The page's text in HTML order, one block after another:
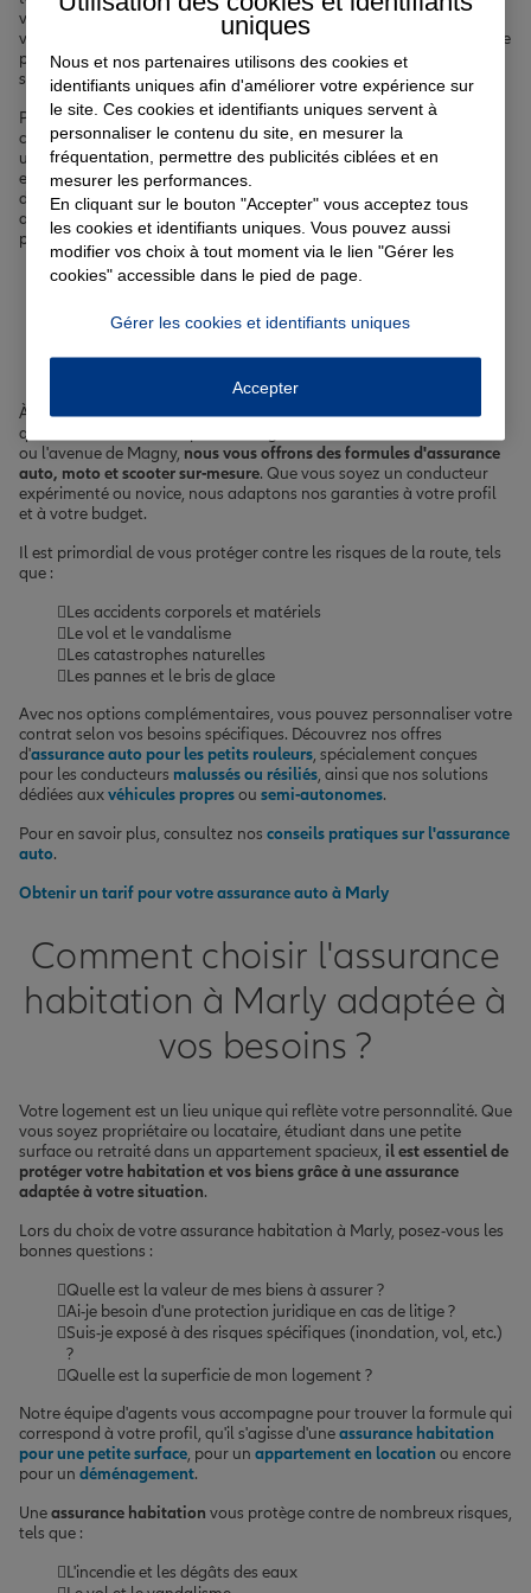
vos biens,
complémentaire santépour prendre soin de vous et de
vos proches, ou encore
assurance emprunteur
pour concrétiser votre
projet immobilier en toute quiétude... Chez Allianz, nous avons la
solution qu'il vous faut.
Parce que chaque situation est unique, nous prenons le temps de
comprendre vos attentes et d'analyser vos besoins. Que vous soyez
un jeune actif, une famille, un retraité ou un étudiant, notre objectif
est de vous offrir une couverture sur-mesure, adaptée à votre mode
de vie et à votre budget. Avec Allianz, vous bénéficiez d'un
accompagnement personnalisé et de garanties complètes pour
protéger ce qui compte le plus pour vous.
ou scooter à Marly
À Marly, nous savons que la mobilité est essentielle à votre
quotidien. Que vous empruntiez régulièrement la rue des Garennes
ou l'avenue de Magny, nous vous offrons des formules d'assurance
auto, moto et scooter sur-mesure. Que vous soyez un conducteur
expérimenté ou novice, nous adaptons nos garanties à votre profil
et à votre budget.
Il est primordial de vous protéger contre les risques de la route, tels
que :
Les accidents corporels et matériels
Le vol et le vandalisme
Les catastrophes naturelles
Les pannes et le bris de glace
Avec nos options complémentaires, vous pouvez personnaliser votre
contrat selon vos besoins spécifiques. Découvrez nos offres
d'assurance auto pour les petits rouleurs, spécialement conçues
pour les conducteurs malussés ou résiliés, ainsi que nos solutions
dédiées auxvéhicules propresou semi-autonomes.
Pour en savoir plus, consultez nos conseils pratiques sur l'assurance
auto.
Obtenir un tarif pour votre assurance auto à Marly
Comment choisir l'assurance
habitation à Marly adaptée à
vos besoins ?
Votre logement est un lieu unique qui reflète votre personnalité. Que
vous soyez propriétaire ou locataire, étudiant dans une petite
surface ou retraité dans un appartement spacieux, il est essentiel de
protéger votre habitation et vos biens grâce à une assurance
adaptée à votre situation.
Lors du choix de votre assurance habitation à Marly, posez-vous les
bonnes questions :
Quelle est la valeur de mes biens à assurer ?
Ai-je besoin d'une protection juridique en cas de litige ?
Suis-je exposé à des risques spécifiques (inondation, vol, etc.)
?
Quelle est la superficie de mon logement ?
Notre équipe d'agents vous accompagne pour trouver la formule qui
correspond à votre profil, qu'il s'agisse d'uneassurance habitation
pour une petite surface, pour un appartement en location ou encore
pour un déménagement.
Uneassurance habitation vous protège contre de nombreux risques,
tels que :
L'incendie et les dégâts des eaux
uniques
Nous et nos partenaires utilisons des cookies et
identifiants uniques afin d'améliorer votre expérience sur
le site. Ces cookies et identifiants uniques servent à
personnaliser le contenu du site, en mesurer la
fréquentation, permettre des publicités ciblées et en
mesurer les performances.
En cliquant sur le bouton "Accepter" vous acceptez tous
les cookies et identifiants uniques. Vous pouvez aussi
modifier vos choix à tout moment via le lien "Gérer les
cookies" accessible dans le pied de page.
Gérer les cookies et identifiants uniques
Accepter